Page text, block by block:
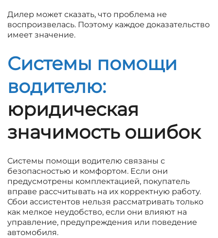
Дилер может сказать, что проблема не
воспроизвелась. Поэтому каждое доказательство
имеет значение.
Системы помощи
водителю:
юридическая
значимость ошибок
Системы помощи водителю связаны с
безопасностью и комфортом. Если они
предусмотрены комплектацией, покупатель
вправе рассчитывать на их корректную работу.
Сбои ассистентов нельзя рассматривать только
как мелкое неудобство, если они влияют на
управление, предупреждения или поведение
автомобиля.